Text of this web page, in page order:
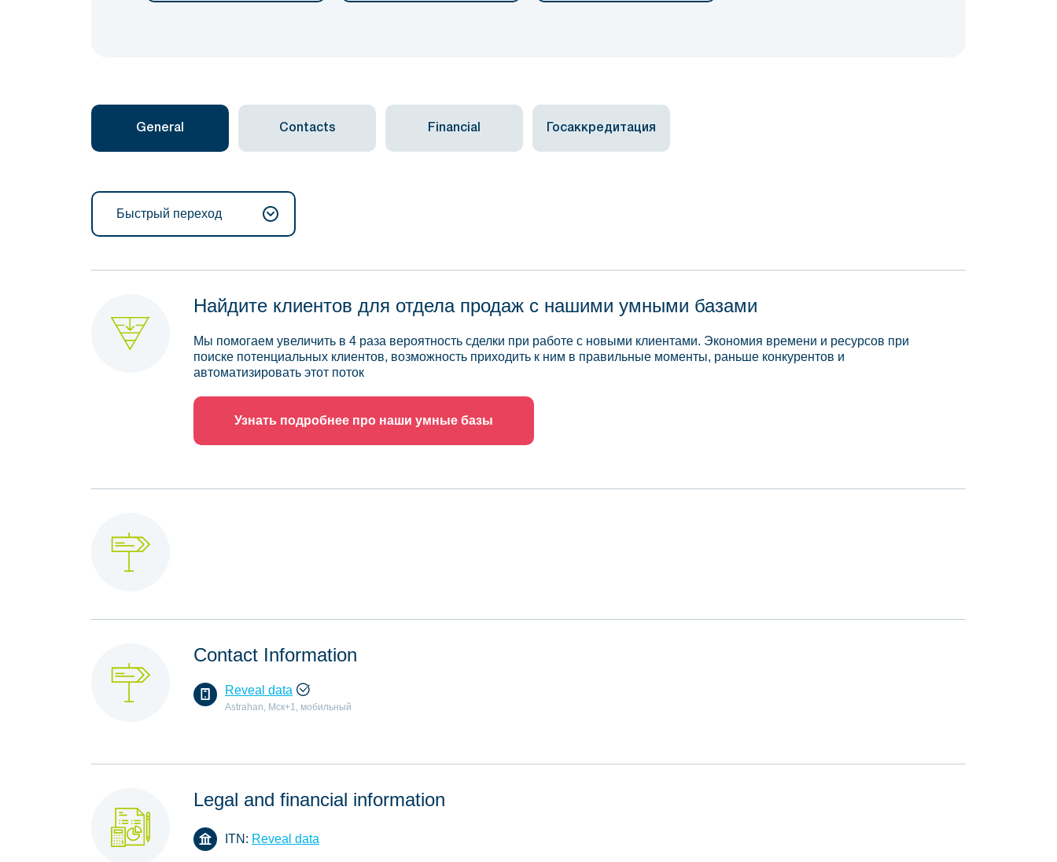
General Contacts Financial Госаккредитация
Быстрый переход
Найдите клиентов для отдела продаж с нашими умными базами
Мы помогаем увеличить в 4 раза вероятность сделки при работе с новыми клиентами. Экономия времени и ресурсов при
поиске потенциальных клиентов, возможность приходить к ним в правильные моменты, раньше конкурентов и
автоматизировать этот поток
Узнать подробнее про наши умные базы
Contact Information
Reveal data
Astrahan, Мск+1, мобильный
Legal and financial information
ITN: Reveal data